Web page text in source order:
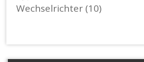
Wechselrichter (10)